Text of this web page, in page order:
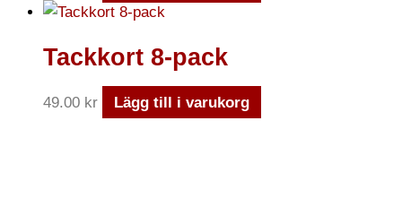
Tackkort 8-pack
49.00 kr Lägg till i varukorg